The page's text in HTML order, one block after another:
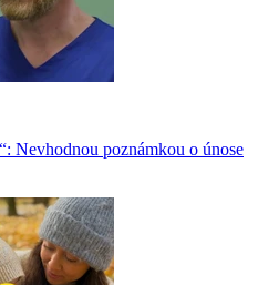
Nevhodnou poznámkou o únose